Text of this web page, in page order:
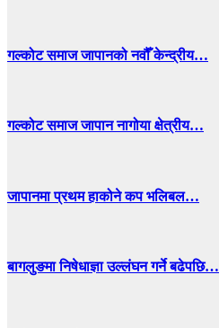
गल्कोट समाज जापानको नवौँ केन्द्रीय…
गल्कोट समाज जापान नागोया क्षेत्रीय…
जापानमा प्रथम हाकोने कप भलिबल…
बागलुङमा निषेधाज्ञा उल्लंघन गर्ने बढेपछि…